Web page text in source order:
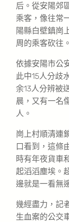
后。從安陽郊
乘客，像往常
陽縣白壁鎮崗
周的乘客砍往。
依據安陽市公
此中15人分歧
余13人分辨被
晨，又有一名
人。
崗上村順清連
口看到，這條
時有年夜貨車
起滔滔塵埃。
邊就是一看無
幾經盡力，記
生血案的公交